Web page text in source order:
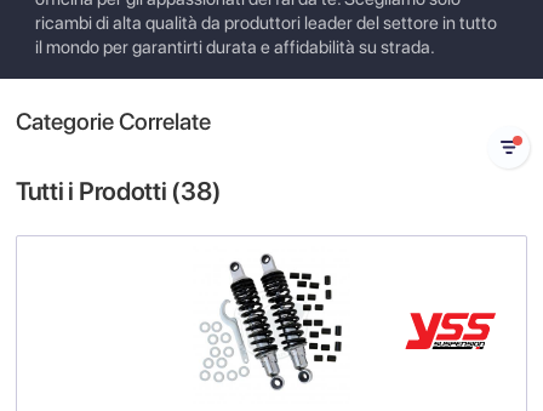
ricambi di alta qualità da produttori leader del settore in tutto
il mondo per garantirti durata e affidabilità su strada.
Categorie Correlate
Tutti i Prodotti (38)